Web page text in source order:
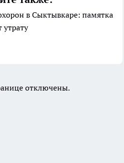
в Сыктывкаре: памятка
утрату
отключены.